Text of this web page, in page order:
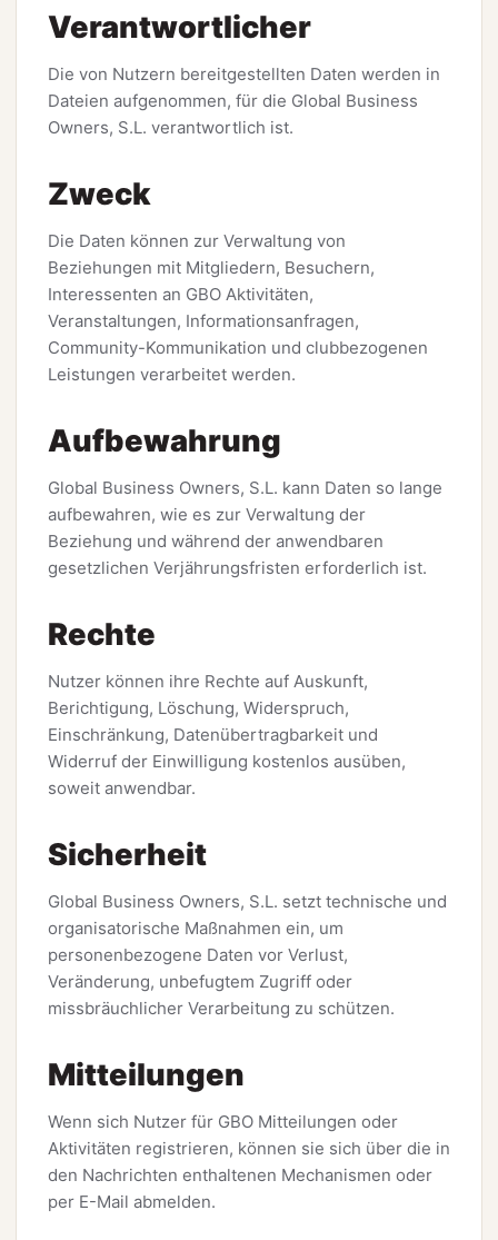
Verantwortlicher
Die von Nutzern bereitgestellten Daten werden in
Dateien aufgenommen, für die Global Business
Owners, S.L. verantwortlich ist.
Zweck
Die Daten können zur Verwaltung von
Beziehungen mit Mitgliedern, Besuchern,
Interessenten an GBO Aktivitäten,
Veranstaltungen, Informationsanfragen,
Community-Kommunikation und clubbezogenen
Leistungen verarbeitet werden.
Aufbewahrung
Global Business Owners, S.L. kann Daten so lange
aufbewahren, wie es zur Verwaltung der
Beziehung und während der anwendbaren
gesetzlichen Verjährungsfristen erforderlich ist.
Rechte
Nutzer können ihre Rechte auf Auskunft,
Berichtigung, Löschung, Widerspruch,
Einschränkung, Datenübertragbarkeit und
Widerruf der Einwilligung kostenlos ausüben,
soweit anwendbar.
Sicherheit
Global Business Owners, S.L. setzt technische und
organisatorische Maßnahmen ein, um
personenbezogene Daten vor Verlust,
Veränderung, unbefugtem Zugriff oder
missbräuchlicher Verarbeitung zu schützen.
Mitteilungen
Wenn sich Nutzer für GBO Mitteilungen oder
Aktivitäten registrieren, können sie sich über die in
den Nachrichten enthaltenen Mechanismen oder
per E-Mail abmelden.